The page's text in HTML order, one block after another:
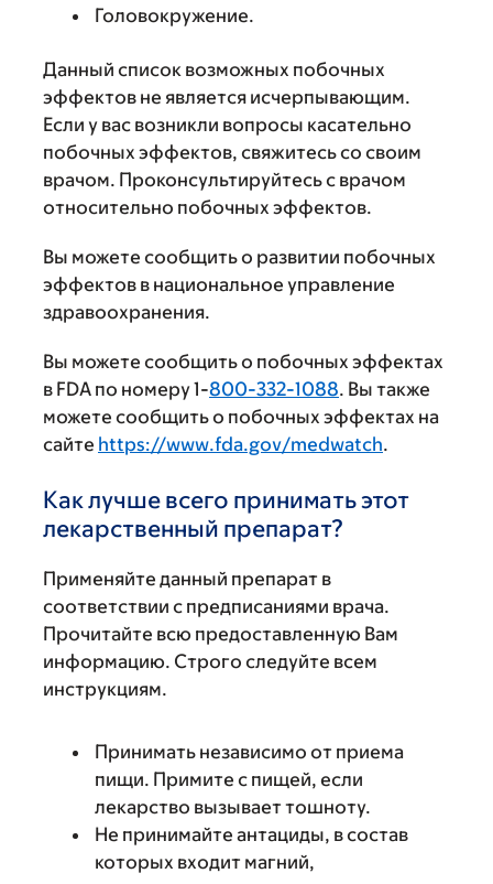
Головокружение.
Данный список возможных побочных
эффектов не является исчерпывающим.
Если у вас возникли вопросы касательно
побочных эффектов, свяжитесь со своим
врачом. Проконсультируйтесь с врачом
относительно побочных эффектов.
Вы можете сообщить о развитии побочных
эффектов в национальное управление
здравоохранения.
Вы можете сообщить о побочных эффектах
в FDA по номеру 1-800-332-1088. Вы также
можете сообщить о побочных эффектах на
сайте https://www.fda.gov/medwatch.
Как лучше всего принимать этот
лекарственный препарат?
Применяйте данный препарат в
соответствии с предписаниями врача.
Прочитайте всю предоставленную Вам
информацию. Строго следуйте всем
инструкциям.
Принимать независимо от приема
пищи. Примите с пищей, если
лекарство вызывает тошноту.
Не принимайте антациды, в состав
которых входит магний,